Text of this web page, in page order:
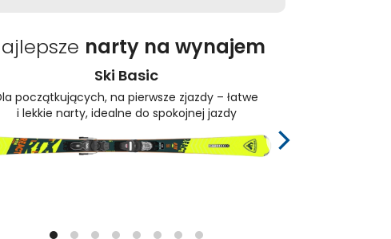
narty na wynajem
Ski Basic
początkujących, na pierwsze zjazdy – łatwe
i lekkie narty, idealne do spokojnej jazdy